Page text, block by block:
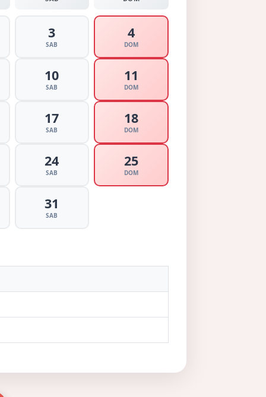
3
SAB
4
DOM
10
SAB
11
DOM
17
SAB
18
DOM
24
SAB
25
DOM
31
SAB